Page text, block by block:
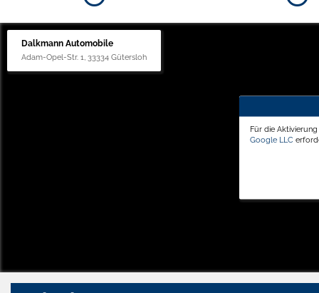
Dalkmann Automobile
Adam-Opel-Str. 1, 33334 Gütersloh
Für die
Google LLC